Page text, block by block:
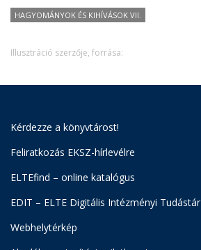
HAGYOMÁNYOK ÉS KIHÍVÁSOK VII.
Illusztráció szerzője, forrása:
Kérdezze a könyvtárost!
Feliratkozás EKSZ-hírlevélre
ELTEfind – online katalógus
EDIT – ELTE Digitális Intézményi Tudástár
Webhelytérkép